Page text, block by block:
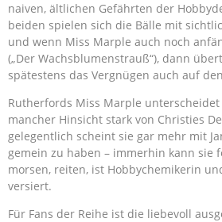
naiven, ältlichen Gefährten der
beiden spielen sich die Bälle mit
und wenn Miss Marple auch noch
(„Der Wachsblumenstrauß“), dann
spätestens das Vergnügen auch auf
Rutherfords Miss Marple
mancher Hinsicht stark von Christies
gelegentlich scheint sie gar mehr mit
gemein zu haben – immerhin kann sie
morsen, reiten, ist Hobbychemikerin
versiert.
Für Fans der Reihe ist die liebevoll